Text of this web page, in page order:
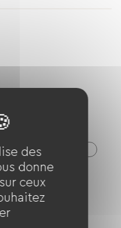
(2 x 90cm)
1 Lits bébés
des
donne
ceux